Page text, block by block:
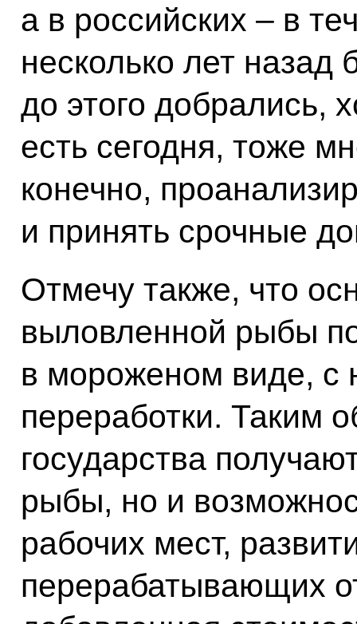
а в российских – в
несколько лет
до этого добрались,
есть сегодня, тоже
конечно,
и принять срочные
Отмечу также, что
выловленной рыбы
в мороженом виде, с
переработки. Таким
государства
рыбы, но и
рабочих мест,
перерабатывающих